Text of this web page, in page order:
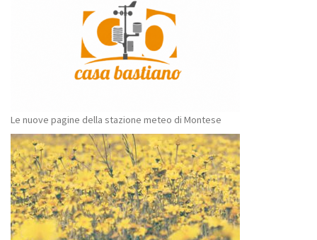
Le nuove pagine della stazione meteo di Montese